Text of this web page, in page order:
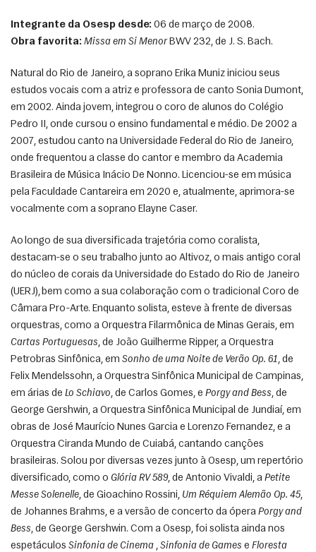
Integrante da Osesp desde: 06 de março de 2008.
Obra favorita: Missa em Si Menor BWV 232, de J. S. Bach.
Natural do Rio de Janeiro, a soprano Erika Muniz iniciou seus
estudos vocais com a atriz e professora de canto Sonia Dumont,
em 2002. Ainda jovem, integrou o coro de alunos do Colégio
Pedro II, onde cursou o ensino fundamental e médio. De 2002 a
2007, estudou canto na Universidade Federal do Rio de Janeiro,
onde frequentou a classe do cantor e membro da Academia
Brasileira de Música Inácio De Nonno. Licenciou-se em música
pela Faculdade Cantareira em 2020 e, atualmente, aprimora-se
vocalmente com a soprano Elayne Caser.
Ao longo de sua diversificada trajetória como coralista,
destacam-se o seu trabalho junto ao Altivoz, o mais antigo coral
do núcleo de corais da Universidade do Estado do Rio de Janeiro
(UERJ), bem como a sua colaboração com o tradicional Coro de
Câmara Pro-Arte. Enquanto solista, esteve à frente de diversas
Cartas Portuguesas, de João Guilherme Ripper, a Orquestra
Petrobras Sinfônica, em Sonho de uma Noite de Verão Op. 61, de
Felix Mendelssohn, a Orquestra Sinfônica Municipal de Campinas,
em árias de Lo Schiavo, de Carlos Gomes, e Porgy and Bess, de
George Gershwin, a Orquestra Sinfônica Municipal de Jundiaí, em
obras de José Maurício Nunes Garcia e Lorenzo Fernandez, e a
Orquestra Ciranda Mundo de Cuiabá, cantando canções
brasileiras. Solou por diversas vezes junto à Osesp, um repertório
diversificado, como o Glória RV 589, de Antonio Vivaldi, a Petite
Messe Solenelle, de Gioachino Rossini, Um Réquiem Alemão Op. 45,
de Johannes Brahms, e a versão de concerto da ópera Porgy and
Bess, de George Gershwin. Com a Osesp, foi solista ainda nos
espetáculos Sinfonia de Cinema , Sinfonia de Games e Floresta